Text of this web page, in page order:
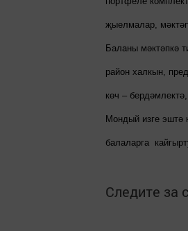
җыелмалар,
Баланы мәктәпкә
район халкын,
көч –
Мондый изге эштә
балаларга
Следите